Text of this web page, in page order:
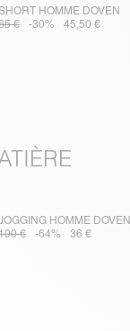
HOMME DOVEN
€
-30% 45,50 €
HOMME DOVEN
€
-64% 36 €